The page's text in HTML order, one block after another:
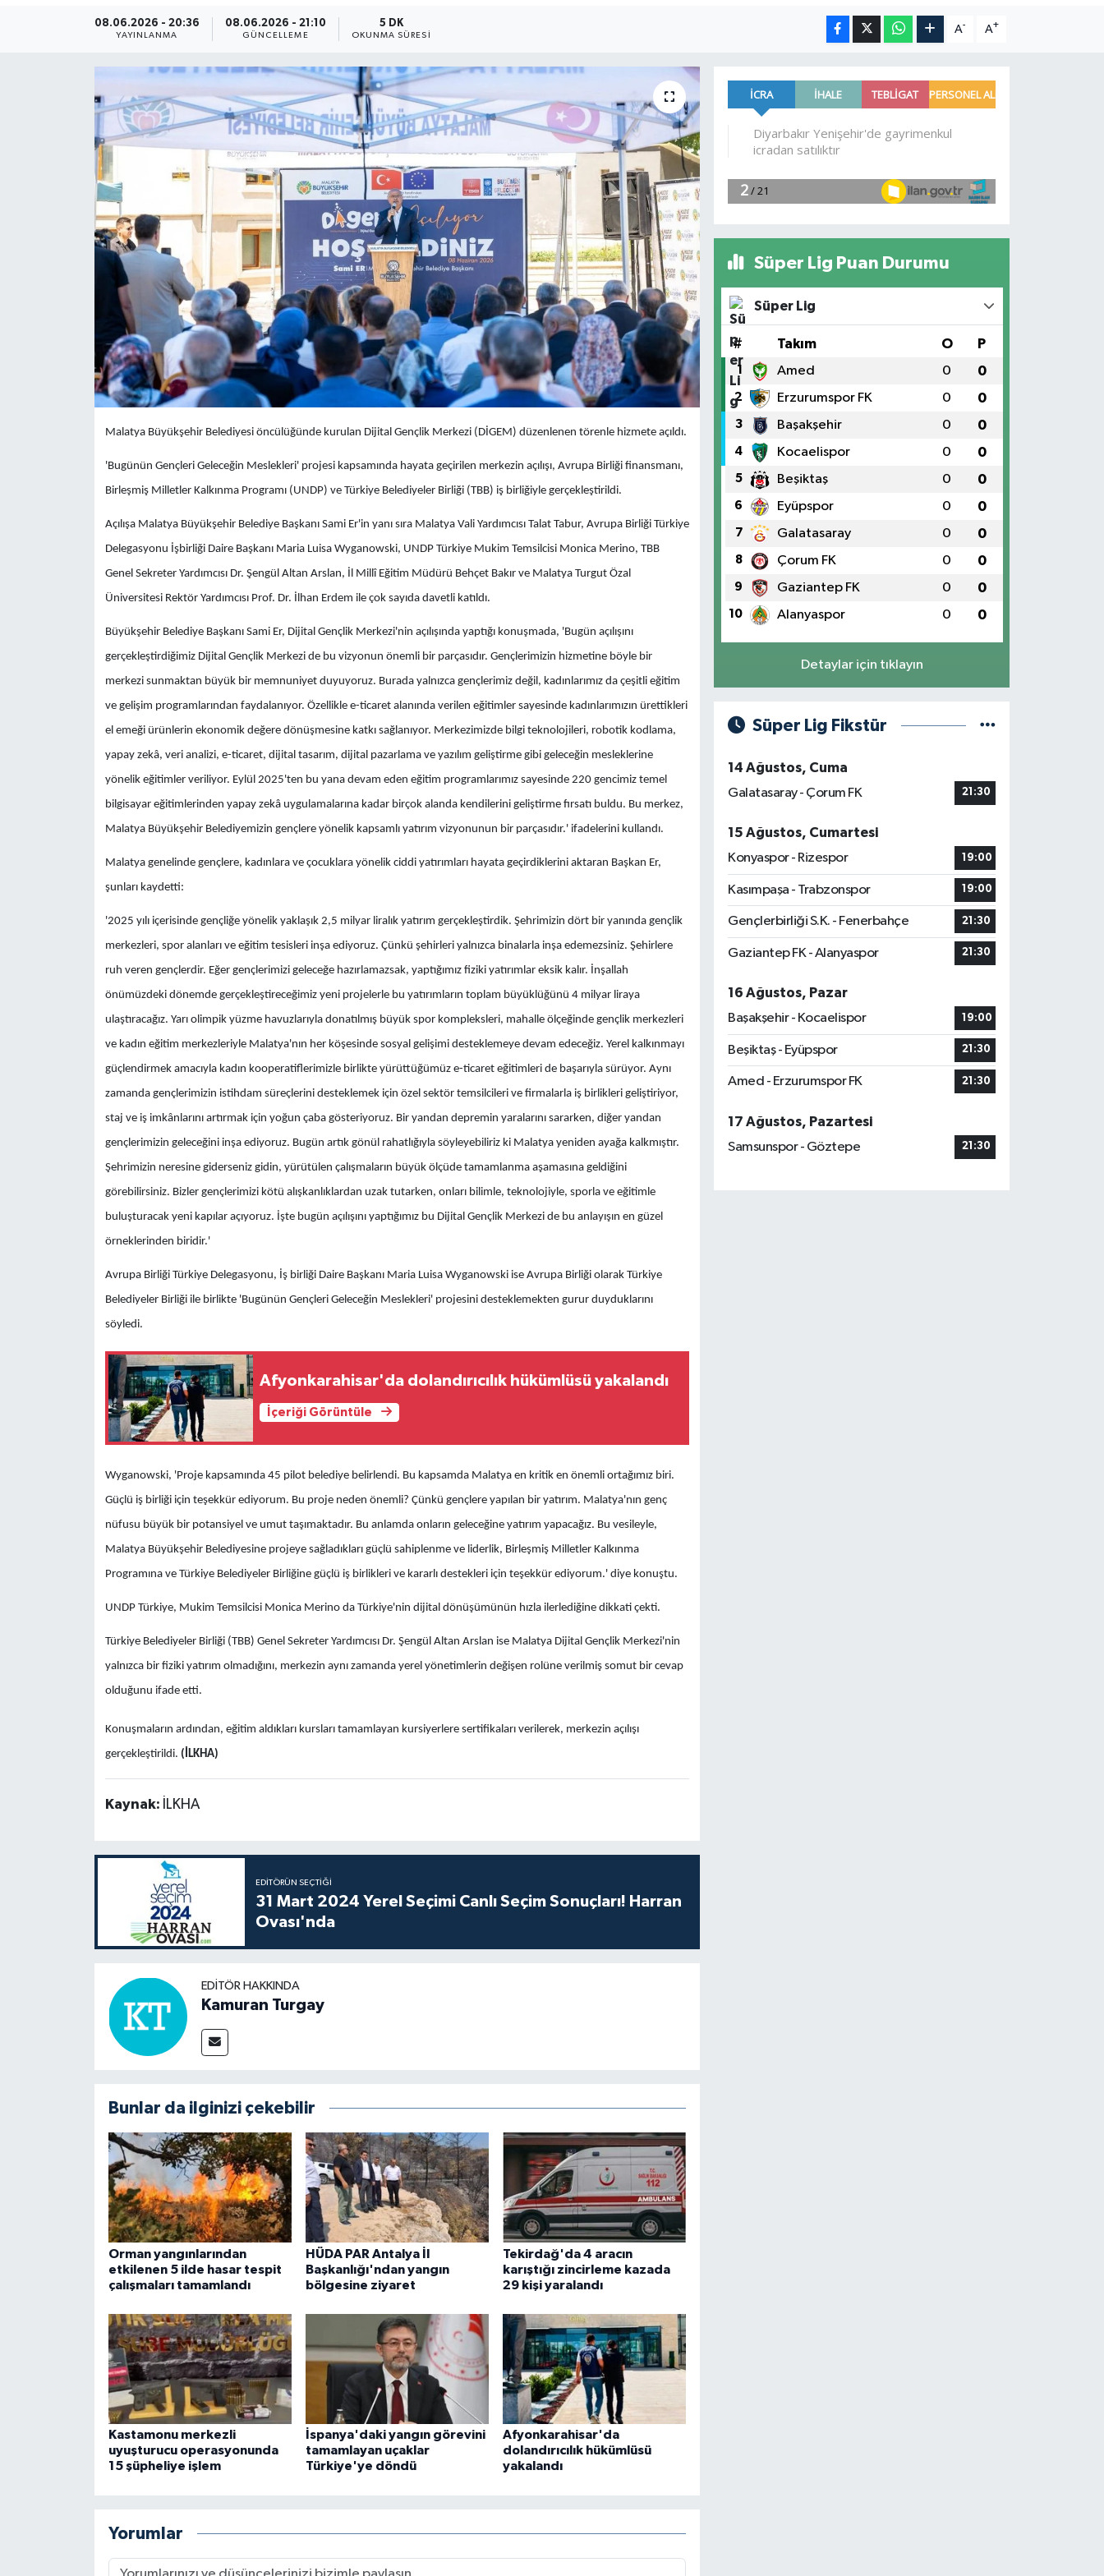
08.06.2026 - 20:36
YAYINLANMA
08.06.2026 - 21:10
GÜNCELLEME
5 DK
OKUNMA SÜRESI
A- A+
Malatya Büyükşehir Belediyesi öncülüğünde kurulan Dijital Gençlik Merkezi (DİGEM) düzenlenen törenle hizmete açıldı.
'Bugünün Gençleri Geleceğin Meslekleri' projesi kapsamında hayata geçirilen merkezin açılışı, Avrupa Birliği finansmanı,
Birleşmiş Milletler Kalkınma Programı (UNDP) ve Türkiye Belediyeler Birliği (TBB) iş birliğiyle gerçekleştirildi.
Açılışa Malatya Büyükşehir Belediye Başkanı Sami Er'in yanı sıra Malatya Vali Yardımcısı Talat Tabur, Avrupa Birliği Türkiye
Delegasyonu İşbirliği Daire Başkanı Maria Luisa Wyganowski, UNDP Türkiye Mukim Temsilcisi Monica Merino, TBB
Genel Sekreter Yardımcısı Dr. Şengül Altan Arslan, İl Millî Eğitim Müdürü Behçet Bakır ve Malatya Turgut Özal
Üniversitesi Rektör Yardımcısı Prof. Dr. İlhan Erdem ile çok sayıda davetli katıldı.
Büyükşehir Belediye Başkanı Sami Er, Dijital Gençlik Merkezi'nin açılışında yaptığı konuşmada, 'Bugün açılışını
gerçekleştirdiğimiz Dijital Gençlik Merkezi de bu vizyonun önemli bir parçasıdır. Gençlerimizin hizmetine böyle bir
merkezi sunmaktan büyük bir memnuniyet duyuyoruz. Burada yalnızca gençlerimiz değil, kadınlarımız da çeşitli eğitim
ve gelişim programlarından faydalanıyor. Özellikle e-ticaret alanında verilen eğitimler sayesinde kadınlarımızın ürettikleri
el emeği ürünlerin ekonomik değere dönüşmesine katkı sağlanıyor. Merkezimizde bilgi teknolojileri, robotik kodlama,
yapay zekâ, veri analizi, e-ticaret, dijital tasarım, dijital pazarlama ve yazılım geliştirme gibi geleceğin mesleklerine
yönelik eğitimler veriliyor. Eylül 2025'ten bu yana devam eden eğitim programlarımız sayesinde 220 gencimiz temel
bilgisayar eğitimlerinden yapay zekâ uygulamalarına kadar birçok alanda kendilerini geliştirme fırsatı buldu. Bu merkez,
Malatya Büyükşehir Belediyemizin gençlere yönelik kapsamlı yatırım vizyonunun bir parçasıdır.' ifadelerini kullandı.
Malatya genelinde gençlere, kadınlara ve çocuklara yönelik ciddi yatırımları hayata geçirdiklerini aktaran Başkan Er,
şunları kaydetti:
'2025 yılı içerisinde gençliğe yönelik yaklaşık 2,5 milyar liralık yatırım gerçekleştirdik. Şehrimizin dört bir yanında gençlik
merkezleri, spor alanları ve eğitim tesisleri inşa ediyoruz. Çünkü şehirleri yalnızca binalarla inşa edemezsiniz. Şehirlere
ruh veren gençlerdir. Eğer gençlerimizi geleceğe hazırlamazsak, yaptığımız fiziki yatırımlar eksik kalır. İnşallah
önümüzdeki dönemde gerçekleştireceğimiz yeni projelerle bu yatırımların toplam büyüklüğünü 4 milyar liraya
ulaştıracağız. Yarı olimpik yüzme havuzlarıyla donatılmış büyük spor kompleksleri, mahalle ölçeğinde gençlik merkezleri
ve kadın eğitim merkezleriyle Malatya'nın her köşesinde sosyal gelişimi desteklemeye devam edeceğiz. Yerel kalkınmayı
güçlendirmek amacıyla kadın kooperatiflerimizle birlikte yürüttüğümüz e-ticaret eğitimleri de başarıyla sürüyor. Aynı
zamanda gençlerimizin istihdam süreçlerini desteklemek için özel sektör temsilcileri ve firmalarla iş birlikleri geliştiriyor,
staj ve iş imkânlarını artırmak için yoğun çaba gösteriyoruz. Bir yandan depremin yaralarını sararken, diğer yandan
gençlerimizin geleceğini inşa ediyoruz. Bugün artık gönül rahatlığıyla söyleyebiliriz ki Malatya yeniden ayağa kalkmıştır.
Şehrimizin neresine giderseniz gidin, yürütülen çalışmaların büyük ölçüde tamamlanma aşamasına geldiğini
görebilirsiniz. Bizler gençlerimizi kötü alışkanlıklardan uzak tutarken, onları bilimle, teknolojiyle, sporla ve eğitimle
buluşturacak yeni kapılar açıyoruz. İşte bugün açılışını yaptığımız bu Dijital Gençlik Merkezi de bu anlayışın en güzel
örneklerinden biridir.'
Avrupa Birliği Türkiye Delegasyonu, İş birliği Daire Başkanı Maria Luisa Wyganowski ise Avrupa Birliği olarak Türkiye
Belediyeler Birliği ile birlikte 'Bugünün Gençleri Geleceğin Meslekleri' projesini desteklemekten gurur duyduklarını
söyledi.
Afyonkarahisar'da dolandırıcılık hükümlüsü yakalandı
İçeriği Görüntüle
Wyganowski, 'Proje kapsamında 45 pilot belediye belirlendi. Bu kapsamda Malatya en kritik en önemli ortağımız biri.
Güçlü iş birliği için teşekkür ediyorum. Bu proje neden önemli? Çünkü gençlere yapılan bir yatırım. Malatya'nın genç
nüfusu büyük bir potansiyel ve umut taşımaktadır. Bu anlamda onların geleceğine yatırım yapacağız. Bu vesileyle,
Malatya Büyükşehir Belediyesine projeye sağladıkları güçlü sahiplenme ve liderlik, Birleşmiş Milletler Kalkınma
Programına ve Türkiye Belediyeler Birliğine güçlü iş birlikleri ve kararlı destekleri için teşekkür ediyorum.' diye konuştu.
UNDP Türkiye, Mukim Temsilcisi Monica Merino da Türkiye'nin dijital dönüşümünün hızla ilerlediğine dikkati çekti.
Türkiye Belediyeler Birliği (TBB) Genel Sekreter Yardımcısı Dr. Şengül Altan Arslan ise Malatya Dijital Gençlik Merkezi'nin
yalnızca bir fiziki yatırım olmadığını, merkezin aynı zamanda yerel yönetimlerin değişen rolüne verilmiş somut bir cevap
olduğunu ifade etti.
Konuşmaların ardından, eğitim aldıkları kursları tamamlayan kursiyerlere sertifikaları verilerek, merkezin açılışı
gerçekleştirildi. (İLKHA)
Kaynak: İLKHA
EDITÖRÜN SEÇTIĞI
31 Mart 2024 Yerel Seçimi Canlı Seçim Sonuçları! Harran
Ovası'nda
EDITÖR HAKKINDA
Kamuran Turgay
Bunlar da ilginizi çekebilir
Orman yangınlarından
etkilenen 5 ilde hasar tespit
çalışmaları tamamlandı
HÜDA PAR Antalya İl
Başkanlığı'ndan yangın
bölgesine ziyaret
Tekirdağ'da 4 aracın
karıştığı zincirleme kazada
29 kişi yaralandı
Kastamonu merkezli
uyuşturucu operasyonunda
15 şüpheliye işlem
İspanya'daki yangın görevini
tamamlayan uçaklar
Türkiye'ye döndü
Afyonkarahisar'da
dolandırıcılık hükümlüsü
yakalandı
Yorumlar
Süper Lig Puan Durumu
Süper Lig
# Takım O P
1 Amed 0 0
2 Erzurumspor FK 0 0
3 Başakşehir 0 0
4 Kocaelispor 0 0
5 Beşiktaş 0 0
6 Eyüpspor 0 0
7 Galatasaray 0 0
8 Çorum FK 0 0
9 Gaziantep FK 0 0
10 Alanyaspor 0 0
Detaylar için tıklayın
Süper Lig Fikstür
14 Ağustos, Cuma
Galatasaray - Çorum FK
21:30
15 Ağustos, Cumartesi
Konyaspor - Rizespor
19:00
Kasımpaşa - Trabzonspor 19:00
Gençlerbirliği S.K. - Fenerbahçe 21:30
Gaziantep FK - Alanyaspor 21:30
16 Ağustos, Pazar
Başakşehir - Kocaelispor
19:00
Beşiktaş - Eyüpspor 21:30
Amed - Erzurumspor FK 21:30
17 Ağustos, Pazartesi
Samsunspor - Göztepe
21:30
Bi̇li̇m & Teknoloji̇